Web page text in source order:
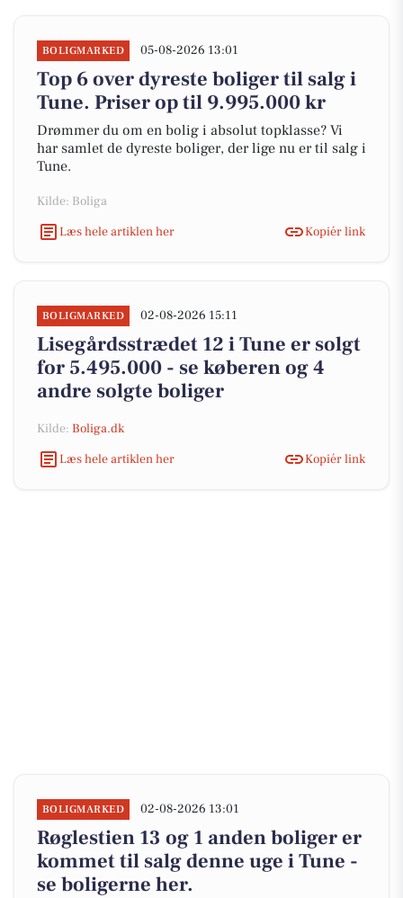
BOLIGMARKED 05-08-2026 13:01
Top 6 over dyreste boliger til salg i
Tune. Priser op til 9.995.000 kr
Drømmer du om en bolig i absolut topklasse? Vi
har samlet de dyreste boliger, der lige nu er til salg i
Tune.
Kilde: Boliga
Læs hele artiklen her
Kopiér link
BOLIGMARKED 02-08-2026 15:11
Lisegårdsstrædet 12 i Tune er solgt
for 5.495.000 - se køberen og 4
andre solgte boliger
Kilde: Boliga.dk
Læs hele artiklen her
Kopiér link
BOLIGMARKED 02-08-2026 13:01
Røglestien 13 og 1 anden boliger er
kommet til salg denne uge i Tune -
se boligerne her.